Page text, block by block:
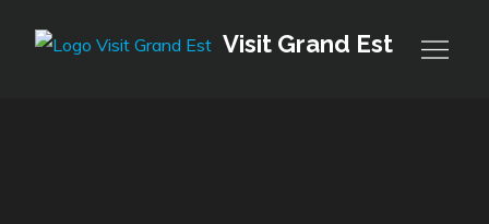
Visit Grand Est